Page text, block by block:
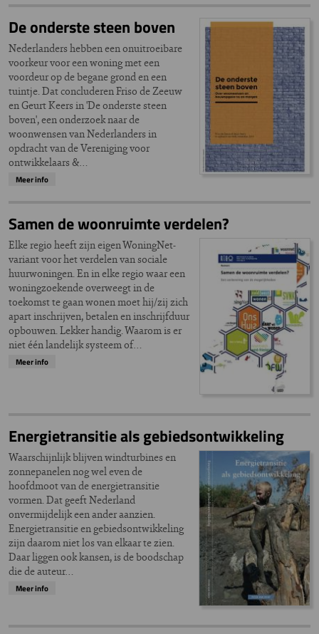
De onderste steen boven
Nederlanders hebben een onuitroeibare
voorkeur voor een woning met een
voordeur op de begane grond en een
tuintje. Dat concluderen Friso de Zeeuw
en Geurt Keers in 'De onderste steen
boven', een onderzoek naar de
woonwensen van Nederlanders in
opdracht van de Vereniging voor
ontwikkelaars &…
Meer info
Samen de woonruimte verdelen?
Elke regio heeft zijn eigen WoningNet-
variant voor het verdelen van sociale
huurwoningen. En in elke regio waar een
woningzoekende overweegt in de
toekomst te gaan wonen moet hij/zij zich
apart inschrijven, betalen en inschrijfduur
opbouwen. Lekker handig. Waarom is er
niet één landelijk systeem of…
Meer info
Energietransitie als gebiedsontwikkeling
Waarschijnlijk blijven windturbines en
zonnepanelen nog wel even de
hoofdmoot van de energietransitie
vormen. Dat geeft Nederland
onvermijdelijk een ander aanzien.
Energietransitie en gebiedsontwikkeling
zijn daarom niet los van elkaar te zien.
Daar liggen ook kansen, is de boodschap
die de auteur…
Meer info